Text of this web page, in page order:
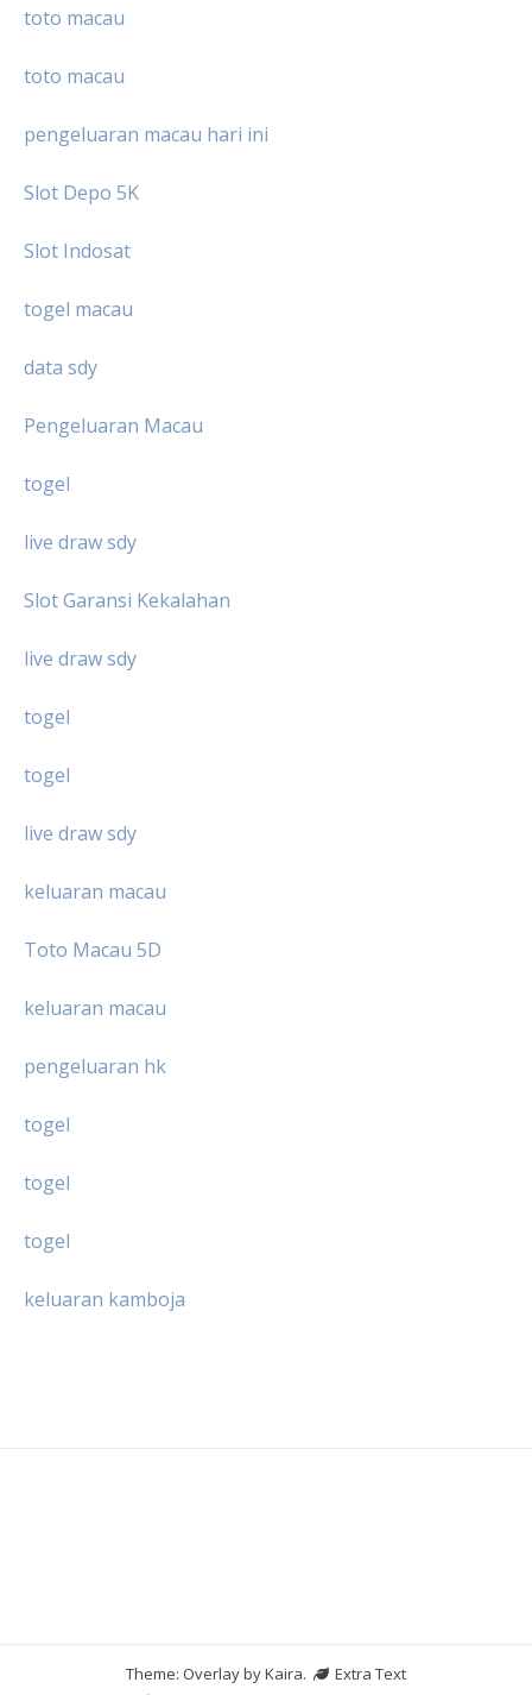
toto macau
toto macau
pengeluaran macau hari ini
Slot Depo 5K
Slot Indosat
togel macau
data sdy
Pengeluaran Macau
togel
live draw sdy
Slot Garansi Kekalahan
live draw sdy
togel
togel
live draw sdy
keluaran macau
Toto Macau 5D
keluaran macau
pengeluaran hk
togel
togel
togel
keluaran kamboja
Theme: Overlay byKaira.
Extra Text